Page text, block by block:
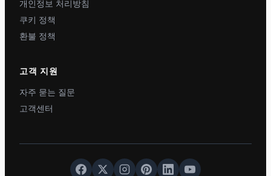
개인정보 처리방침
쿠키 정책
환불 정책
고객 지원
자주 묻는 질문
고객센터